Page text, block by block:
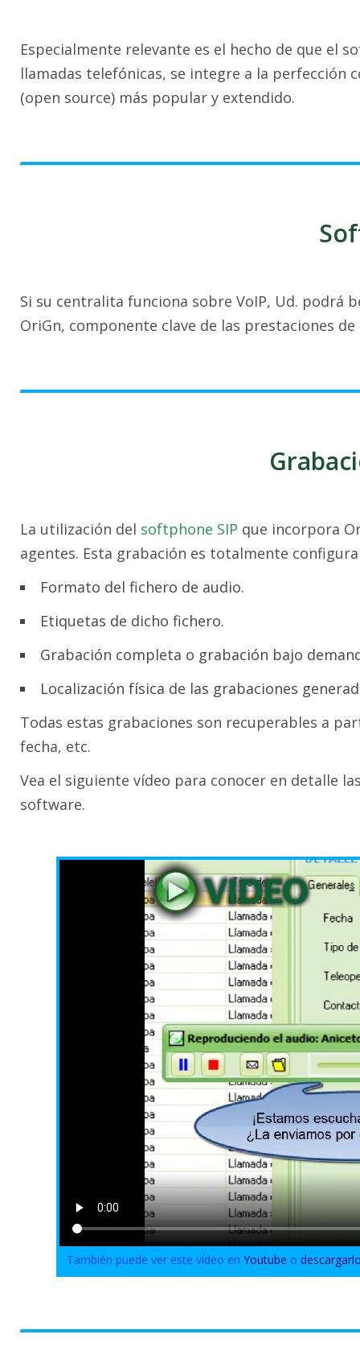
Especialmente relevante es el hecho de que el
llamadas telefónicas, se integre a la perfección
(open source) más popular y extendido.
Si su centralita funciona sobre VoIP, Ud. podrá
OriGn, componente clave de las prestaciones
La utilización del softphone SIP que incorpora
agentes. Esta grabación es totalmente
Formato del fichero de audio.
Etiquetas de dicho fichero.
Grabación completa o grabación bajo
Localización física de las grabaciones
Todas estas grabaciones son recuperables a
fecha, etc.
Vea el siguiente vídeo para conocer en detalle
software.
También puede ver este vídeo enYoutube o